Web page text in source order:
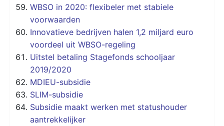
WBSO in 2020: flexibeler met stabiele
voorwaarden
Innovatieve bedrijven halen 1,2 miljard euro
voordeel uit WBSO-regeling
Uitstel betaling Stagefonds schooljaar
2019/2020
MDIEU-subsidie
SLIM-subsidie
Subsidie maakt werken met statushouder
aantrekkelijker